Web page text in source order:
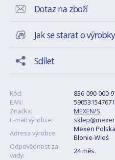
Dotaz na zboží
Jak se starat o výrobky
Sdílet
Kód:
836-090-000-
EAN:
Značka:
MEXEN/S
E-mail výrobce:
Adresa výrobce:
Mexen
Błonie-Wieś
Odpovědnost za
vady:
24 měs.